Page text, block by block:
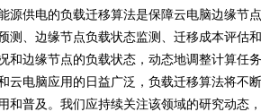
源供电的负载迁移算法是保障云电脑边缘节
测、边缘节点负载状态监测、迁移成本评估
和边缘节点的负载状态，动态地调整计算任
云电脑应用的日益广泛，负载迁移算法将不
和普及。我们应持续关注该领域的研究动态